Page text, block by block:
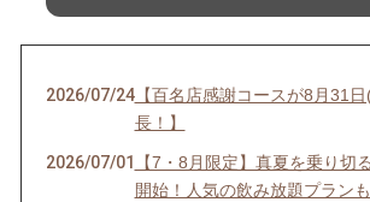
2026/07/24【百名店感謝コースが8月31
長！】
2026/07/01
【7・8月限定】真夏を乗り切
開始！人気の飲み放題プランも